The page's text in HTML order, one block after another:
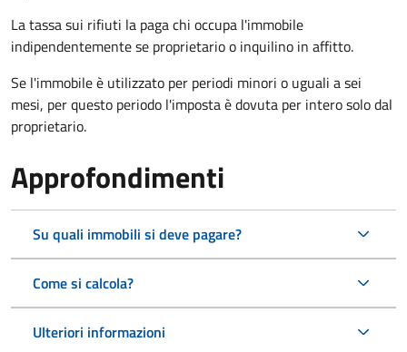
La tassa sui rifiuti la paga chi occupa l'immobile
indipendentemente se proprietario o inquilino in affitto.
Se l'immobile è utilizzato per periodi minori o uguali a sei
mesi, per questo periodo l'imposta è dovuta per intero solo dal
proprietario.
Approfondimenti
Su quali immobili si deve pagare?
Come si calcola?
Ulteriori informazioni